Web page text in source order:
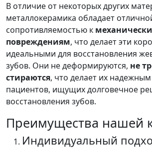
В отличие от некоторых других
металлокерамика обладает
сопротивляемостью к
повреждениям, что делает эти
идеальными для восстановления
зубов. Они не деформируются, не
стираются, что делает их
пациентов, ищущих долговечное
восстановления зубов.
Преимущества нашей
Индивидуальный